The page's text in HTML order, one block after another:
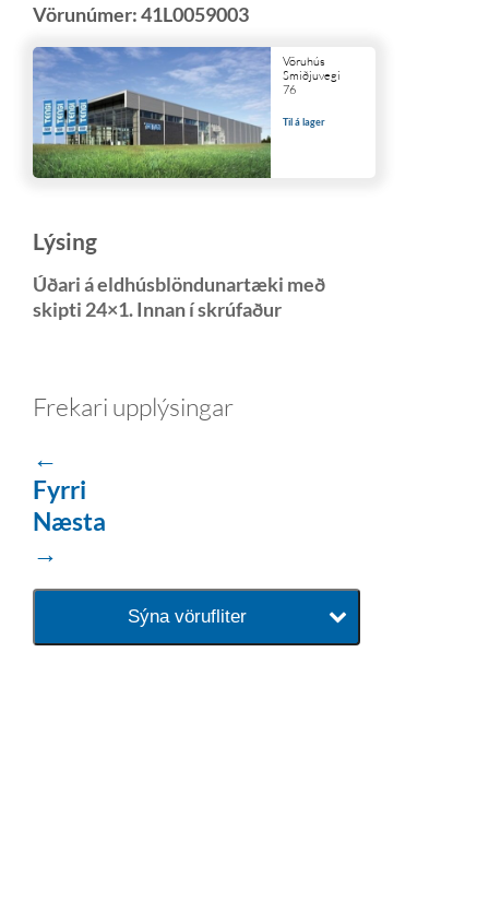
Vörunúmer:41L0059003
Vöruhús
Smiðjuvegi
76
Til á lager
Lýsing
Úðari á eldhúsblöndunartæki með
skipti 24×1. Innan í skrúfaður
Frekari upplýsingar
←
Fyrri
Næsta
→
Sýna vörufliter